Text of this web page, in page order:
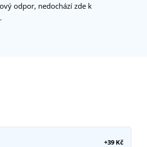
odpor, nedochází zde k
+39 Kč